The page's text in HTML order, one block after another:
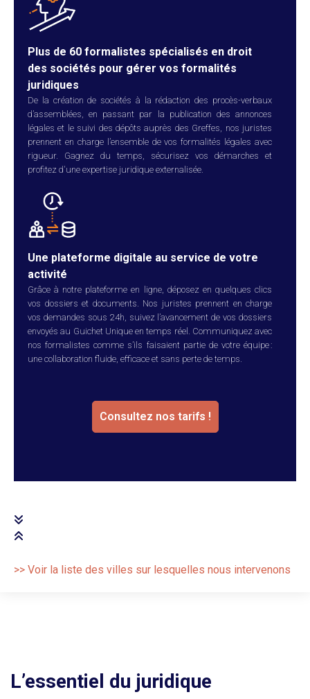
Plus de 60 formalistes spécialisés en droit
des sociétés pour gérer vos formalités
juridiques
De la création de sociétés à la rédaction des procès-verbaux
d’assemblées, en passant par la publication des annonces
légales et le suivi des dépôts auprès des Greffes, nos juristes
prennent en charge l’ensemble de vos formalités légales avec
rigueur. Gagnez du temps, sécurisez vos démarches et
profitez d'une expertise juridique externalisée.
Une plateforme digitale au service de votre
activité
Grâce à notre plateforme en ligne, déposez en quelques clics
vos dossiers et documents. Nos juristes prennent en charge
vos demandes sous 24h, suivez l’avancement de vos dossiers
envoyés au Guichet Unique en temps réel. Communiquez avec
nos formalistes comme s’ils faisaient partie de votre équipe :
une collaboration fluide, efficace et sans perte de temps.
Consultez nos tarifs !
>> Voir la liste des villes sur lesquelles nous intervenons
L’essentiel du juridique